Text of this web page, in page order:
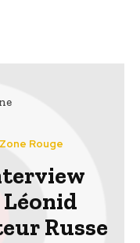
Zone Rouge
Russe